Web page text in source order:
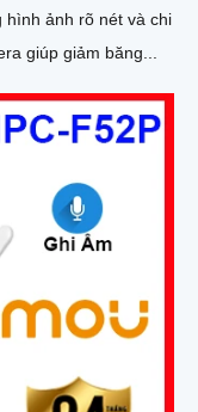
hình ảnh rõ nét và chi
giúp giảm băng...